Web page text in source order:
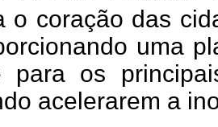
o coração das
uma
para os
acelerarem a